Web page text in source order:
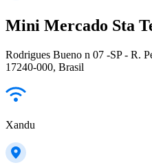
Mini Mercado Sta
Rodrigues Bueno n 07 -SP - R.
17240-000, Brasil
Xandu